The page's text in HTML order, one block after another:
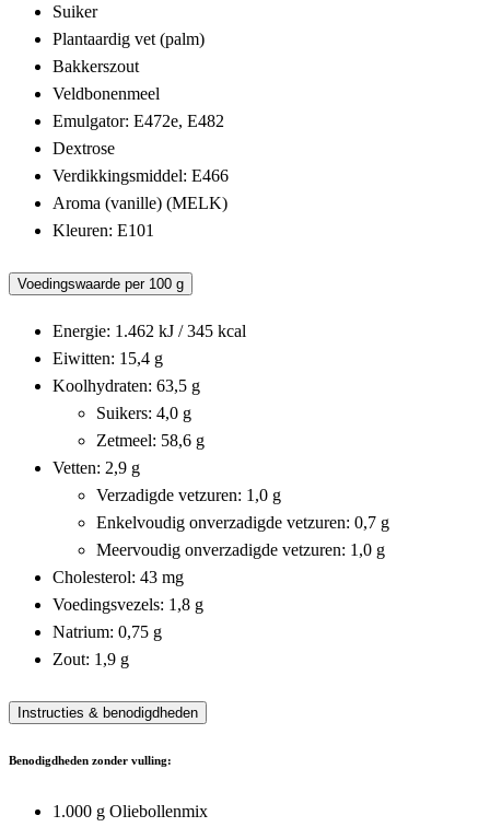
Suiker
Plantaardig vet (palm)
Bakkerszout
Veldbonenmeel
Emulgator: E472e, E482
Dextrose
Verdikkingsmiddel: E466
Aroma (vanille) (MELK)
Kleuren: E101
Voedingswaarde per 100 g
Energie: 1.462 kJ / 345 kcal
Eiwitten: 15,4 g
Koolhydraten: 63,5 g
Suikers: 4,0 g
Zetmeel: 58,6 g
Vetten: 2,9 g
Verzadigde vetzuren: 1,0 g
Enkelvoudig onverzadigde vetzuren: 0,7 g
Meervoudig onverzadigde vetzuren: 1,0 g
Cholesterol: 43 mg
Voedingsvezels: 1,8 g
Natrium: 0,75 g
Zout: 1,9 g
Instructies & benodigdheden
Benodigdheden zonder vulling:
1.000 g Oliebollenmix